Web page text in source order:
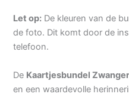
Let op: De kleuren van de
de foto. Dit komt door de
telefoon.
De Kaartjesbundel Zwanger
en een waardevolle